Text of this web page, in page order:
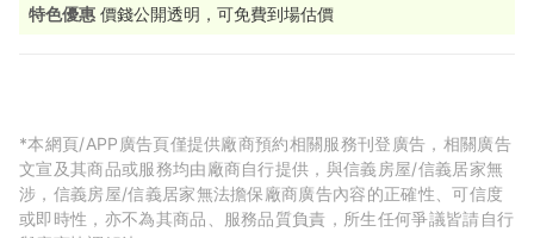
特色優惠 價錢公開透明，可免費到場估價
*本網頁/APP廣告頁僅提供廠商預約相關服務刊登廣告，相關廣告
文宣及其商品或服務均由廠商自行提供，與信義房屋/信義居家無
涉，信義房屋/信義居家無法擔保廠商廣告內容的正確性、可信度
或即時性，亦不為其商品、服務品質負責，所生任何爭議皆請自行